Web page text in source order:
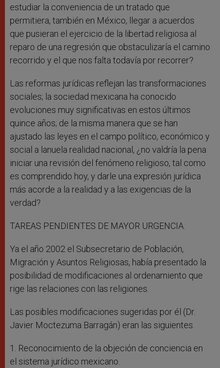
estudiar la conveniencia de un tratado que
permitiera, también en México, llegar a acuerdos
que pusieran el ejercicio de la libertad religiosa al
reparo de una regresión que obstaculizaría el camino
recorrido y el que nos falta todavía por recorrer?
Las reformas jurídicas reflejan las transformaciones
sociales; la sociedad mexicana ha conocido
evoluciones muy significativas en estos últimos
quince años; de la misma manera que se han
ajustado las leyes en el campo político, económico y
social a lanuela realidad nacional, ¿no valdría la pena
iniciar una revisión del fenómeno religioso, tal como
es comprendido hoy, y darle una expresión jurídica
más acorde a la realidad y a las exigencias de la
verdad?
TAREAS PENDIENTES DE MAYOR URGENCIA.
Ya el año 2002 el Subsecretario de Población,
Migración y Asuntos Religiosas, había presentado la
posibilidad de modificaciones al ordenamiento que
rige las relaciones con las religiones.
Las posibles modificaciones sugeridas por él (Dr.
Javier Moctezuma Barragán) eran las siguientes.
1. Reconocimiento de la objeción de conciencia en
el sistema jurídico mexicano.